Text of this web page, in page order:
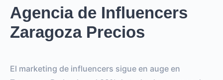
Agencia de Influencers
Zaragoza Precios
El marketing de influencers sigue en auge en